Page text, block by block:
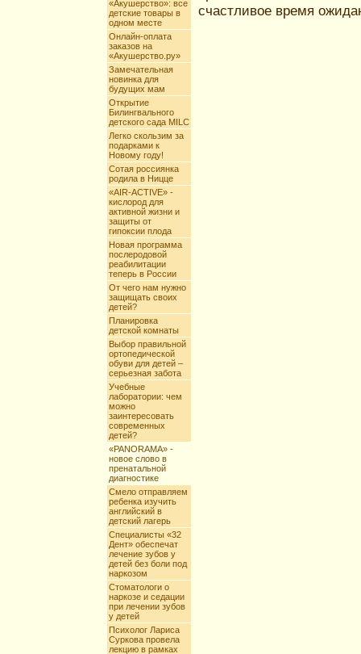
«Акушерство»: все
детские товары в
одном месте
Онлайн-оплата
заказов на
«Акушерство.ру»
Замечательная
новинка для
будущих мам
Открытие
Билингвального
детского сада MILC
Легко скользим за
подарками к
Новому году!
Сотая россиянка
родила в Ницце
«AIR-ACTIVE» -
кислород для
активной жизни и
защиты от
гипоксии плода
Новая программа
послеродовой
реабилитации
теперь в России
От чего нам нужно
защищать своих
детей?
Планировка
детской комнаты
Выбор правильной
ортопедической
обуви для детей –
серьезная забота
Учебные
лаборатории: чем
можно
заинтересовать
современных
детей?
«PANORAMA» -
новое слово в
пренатальной
диагностике
Смело отправляем
ребенка изучить
английский в
детский лагерь
Специалисты «32
Дент» обеспечат
лечение зубов у
детей без боли под
наркозом
Стоматологи о
наркозе и седации
при лечении зубов
у детей
Психолог Лариса
Суркова провела
лекцию в рамках
счастливое время